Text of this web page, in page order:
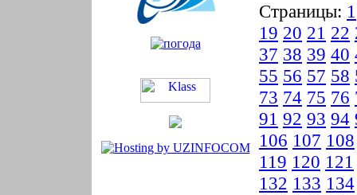
Страницы: 1
19 20 21 22
37 38 39 40
55 56 57 58
73 74 75 76
91 92 93 94
106 107 108
119 120 121
132 133 134